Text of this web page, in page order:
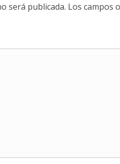
será publicada. Los campos